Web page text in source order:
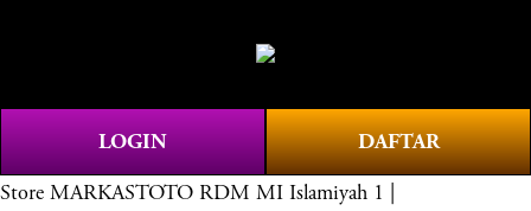
e
LOGIN DAFTAR
Store MARKASTOTO RDM MI Islamiyah 1 |